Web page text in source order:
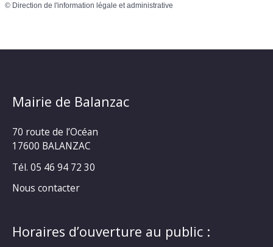
© Direction de l'information légale et administrative
Mairie de Balanzac
70 route de l’Océan
17600 BALANZAC
Tél. 05 46 94 72 30
Nous contacter
Horaires d’ouverture au public :